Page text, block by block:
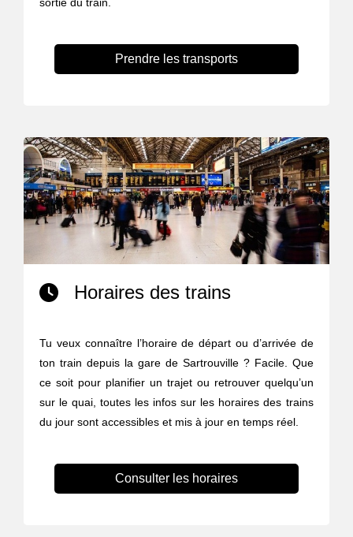
Prendre les transports
Horaires des trains
Tu veux connaître l’horaire de départ ou d’arrivée de
ton train depuis la gare de Sartrouville ? Facile. Que
ce soit pour planifier un trajet ou retrouver quelqu’un
sur le quai, toutes les infos sur les horaires des trains
du jour sont accessibles et mis à jour en temps réel.
Consulter les horaires